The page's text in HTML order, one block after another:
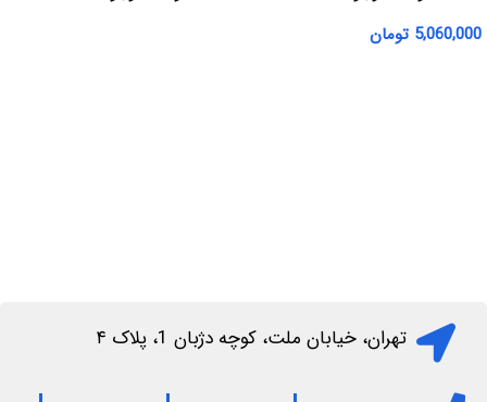
5,060,000 تومان
تهران، خیابان ملت، کوچه دژبان 1، پلاک ۴